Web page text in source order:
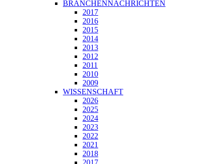
BRANCHENNACHRICHTEN
2017
2016
2015
2014
2013
2012
2011
2010
2009
WISSENSCHAFT
2026
2025
2024
2023
2022
2021
2018
2017